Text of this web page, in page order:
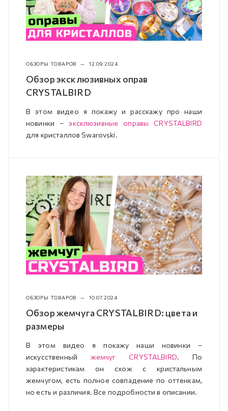
ОБЗОРЫ ТОВАРОВ — 12.09.2024
Обзор эксклюзивных оправ
CRYSTALBIRD
В этом видео я покажу и расскажу про наши
новинки –эксклюзивные оправы CRYSTALBIRD
для кристаллов Swarovski.
ОБЗОРЫ ТОВАРОВ — 10.07.2024
Обзор жемчуга CRYSTALBIRD: цвета и
размеры
В этом видео я покажу наши новинки –
искусственный жемчуг CRYSTALBIRD. По
характеристикам он схож с кристальным
жемчугом, есть полное совпадение по оттенкам,
но есть и различия. Все подробности в описании.